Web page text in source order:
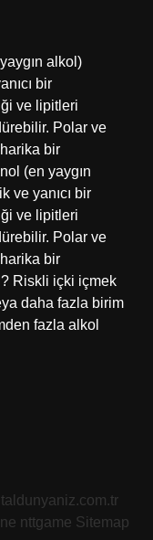
alkol)
bir
ve lipitleri
Polar ve
bir
(en yaygın
ve yanıcı bir
ve lipitleri
Polar ve
bir
Riskli içki içmek
daha fazla birim
fazla alkol
nttgame Sitemap